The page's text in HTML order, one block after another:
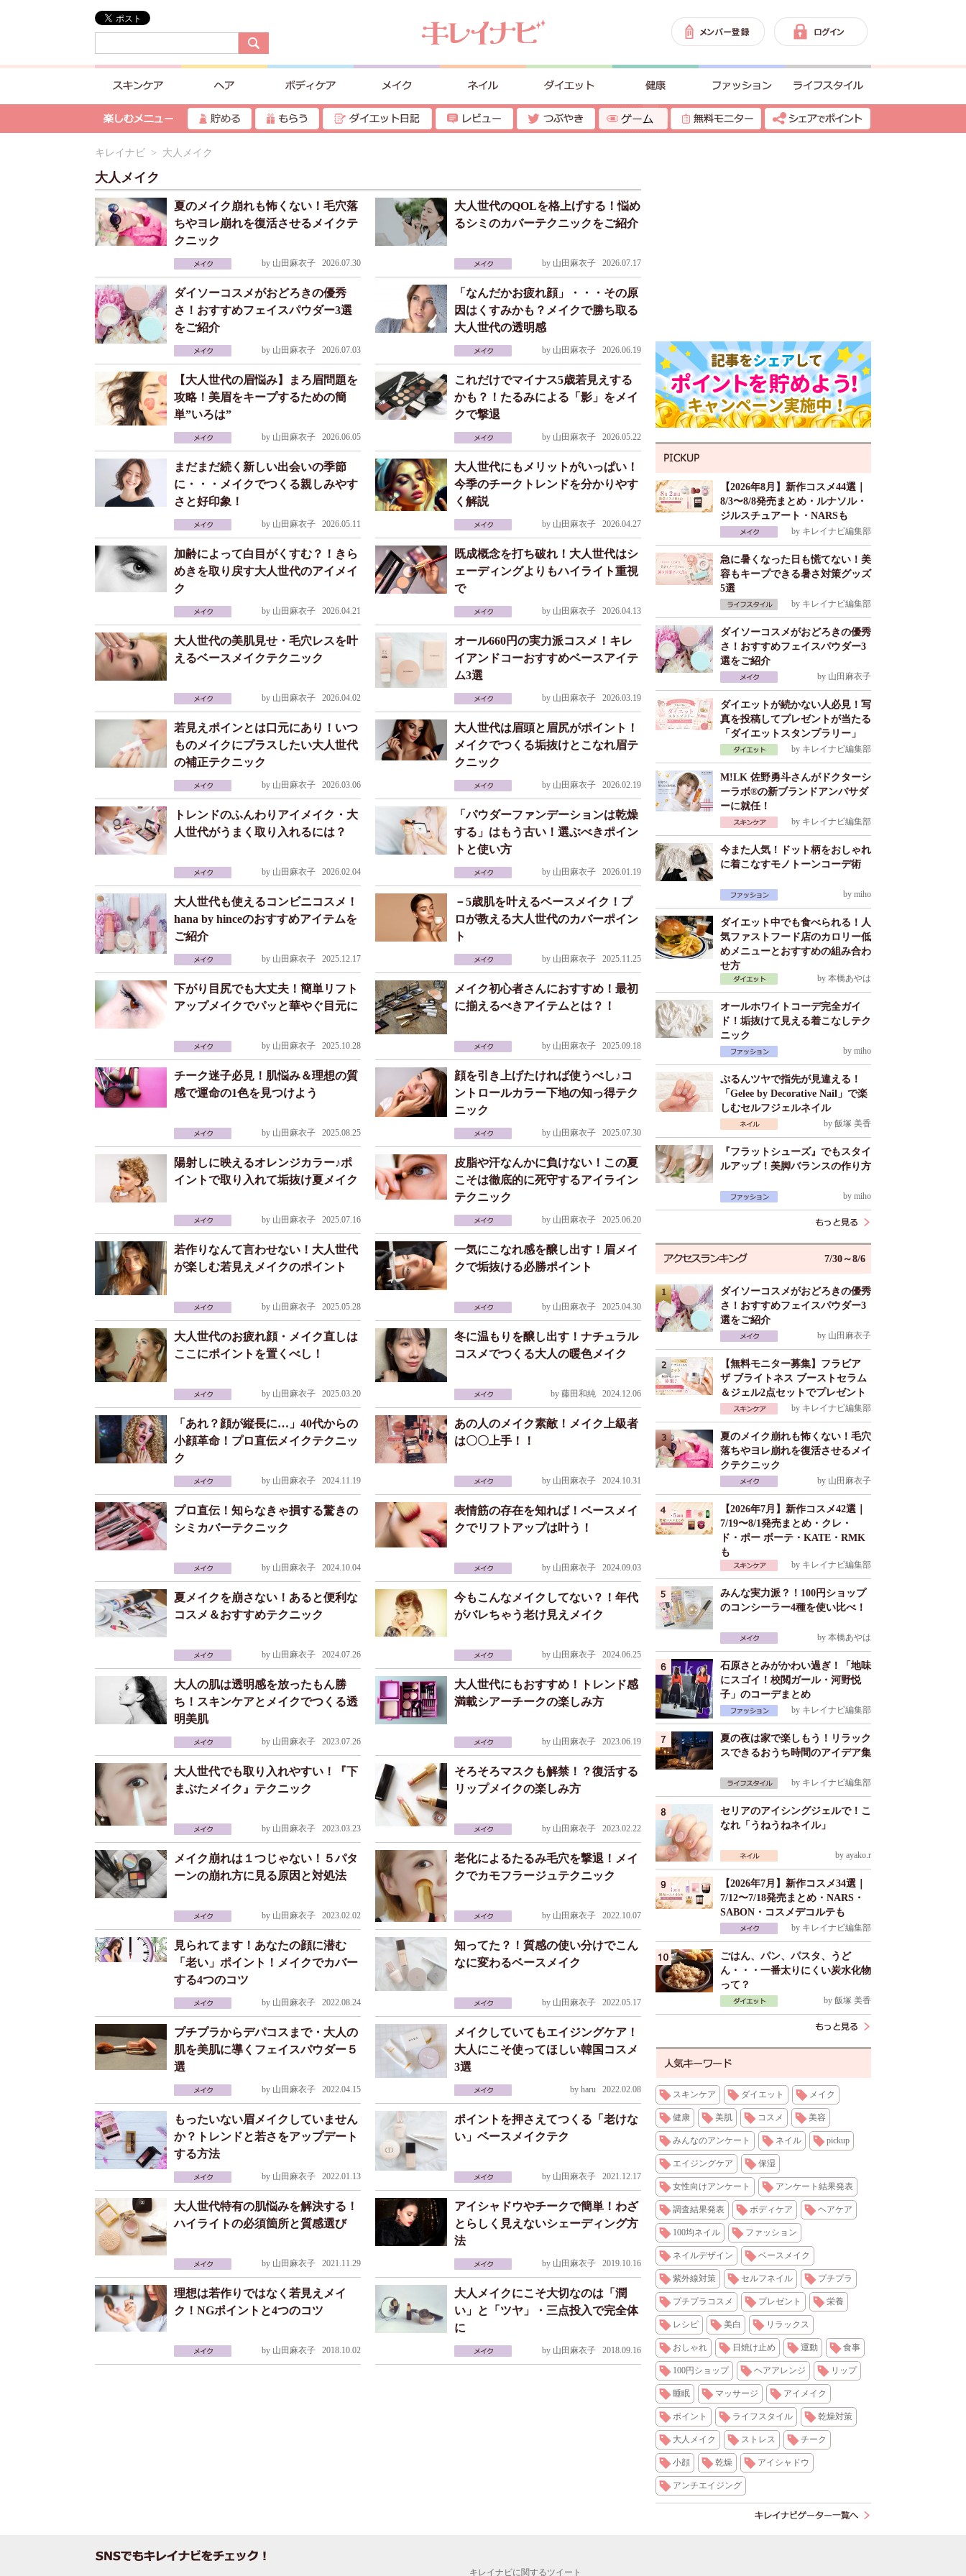
キレイナビ > 大人メイク
大人メイク
夏のメイク崩れも怖くない！毛穴落
ちやヨレ崩れを復活させるメイクテ
クニック
by 山田麻衣子 2026.07.30
大人世代のQOLを格上げする！悩め
るシミのカバーテクニックをご紹介
by 山田麻衣子 2026.07.17
ダイソーコスメがおどろきの優秀
さ！おすすめフェイスパウダー3選
をご紹介
by 山田麻衣子 2026.07.03
「なんだかお疲れ顔」・・・その原
因はくすみかも？メイクで勝ち取る
大人世代の透明感
by 山田麻衣子 2026.06.19
【大人世代の眉悩み】まろ眉問題を
攻略！美眉をキープするための簡
単”いろは”
by 山田麻衣子 2026.06.05
これだけでマイナス5歳若見えする
かも？！たるみによる「影」をメイ
クで撃退
by 山田麻衣子 2026.05.22
まだまだ続く新しい出会いの季節
に・・・メイクでつくる親しみやす
さと好印象！
by 山田麻衣子 2026.05.11
大人世代にもメリットがいっぱい！
今季のチークトレンドを分かりやす
く解説
by 山田麻衣子 2026.04.27
加齢によって白目がくすむ？！きら
めきを取り戻す大人世代のアイメイ
ク
by 山田麻衣子 2026.04.21
既成概念を打ち破れ！大人世代はシ
ェーディングよりもハイライト重視
で
by 山田麻衣子 2026.04.13
大人世代の美肌見せ・毛穴レスを叶
えるベースメイクテクニック
by 山田麻衣子 2026.04.02
オール660円の実力派コスメ！キレ
イアンドコーおすすめベースアイテ
ム3選
by 山田麻衣子 2026.03.19
若見えポインとは口元にあり！いつ
ものメイクにプラスしたい大人世代
の補正テクニック
by 山田麻衣子 2026.03.06
大人世代は眉頭と眉尻がポイント！
メイクでつくる垢抜けとこなれ眉テ
クニック
by 山田麻衣子 2026.02.19
トレンドのふんわりアイメイク・大
人世代がうまく取り入れるには？
by 山田麻衣子 2026.02.04
「パウダーファンデーションは乾燥
する」はもう古い！選ぶべきポイン
トと使い方
by 山田麻衣子 2026.01.19
大人世代も使えるコンビニコスメ！
hana by hinceのおすすめアイテムを
ご紹介
by 山田麻衣子 2025.12.17
－5歳肌を叶えるベースメイク！プ
ロが教える大人世代のカバーポイン
ト
by 山田麻衣子 2025.11.25
下がり目尻でも大丈夫！簡単リフト
アップメイクでパッと華やぐ目元に
by 山田麻衣子 2025.10.28
メイク初心者さんにおすすめ！最初
に揃えるべきアイテムとは？！
by 山田麻衣子 2025.09.18
チーク迷子必見！肌悩み＆理想の質
感で運命の1色を見つけよう
by 山田麻衣子 2025.08.25
顔を引き上げたければ使うべし♪コ
ントロールカラー下地の知っ得テク
ニック
by 山田麻衣子 2025.07.30
陽射しに映えるオレンジカラー♪ポ
イントで取り入れて垢抜け夏メイク
by 山田麻衣子 2025.07.16
皮脂や汗なんかに負けない！この夏
こそは徹底的に死守するアイライン
テクニック
by 山田麻衣子 2025.06.20
若作りなんて言わせない！大人世代
が楽しむ若見えメイクのポイント
by 山田麻衣子 2025.05.28
一気にこなれ感を醸し出す！眉メイ
クで垢抜ける必勝ポイント
by 山田麻衣子 2025.04.30
大人世代のお疲れ顔・メイク直しは
ここにポイントを置くべし！
by 山田麻衣子 2025.03.20
冬に温もりを醸し出す！ナチュラル
コスメでつくる大人の暖色メイク
by 藤田和純 2024.12.06
「あれ？顔が縦長に…」40代からの
小顔革命！プロ直伝メイクテクニッ
ク
by 山田麻衣子 2024.11.19
あの人のメイク素敵！メイク上級者
は〇〇上手！！
by 山田麻衣子 2024.10.31
プロ直伝！知らなきゃ損する驚きの
シミカバーテクニック
by 山田麻衣子 2024.10.04
表情筋の存在を知れば！ベースメイ
クでリフトアップは叶う！
by 山田麻衣子 2024.09.03
夏メイクを崩さない！あると便利な
コスメ＆おすすめテクニック
by 山田麻衣子 2024.07.26
今もこんなメイクしてない？！年代
がバレちゃう老け見えメイク
by 山田麻衣子 2024.06.25
大人の肌は透明感を放ったもん勝
ち！スキンケアとメイクでつくる透
明美肌
by 山田麻衣子 2023.07.26
大人世代にもおすすめ！トレンド感
満載シアーチークの楽しみ方
by 山田麻衣子 2023.06.19
大人世代でも取り入れやすい！『下
まぶたメイク』テクニック
by 山田麻衣子 2023.03.23
そろそろマスクも解禁！？復活する
リップメイクの楽しみ方
by 山田麻衣子 2023.02.22
メイク崩れは１つじゃない！５パタ
ーンの崩れ方に見る原因と対処法
by 山田麻衣子 2023.02.02
老化によるたるみ毛穴を撃退！メイ
クでカモフラージュテクニック
by 山田麻衣子 2022.10.07
見られてます！あなたの顔に潜む
「老い」ポイント！メイクでカバー
する4つのコツ
by 山田麻衣子 2022.08.24
知ってた？！質感の使い分けでこん
なに変わるベースメイク
by 山田麻衣子 2022.05.17
プチプラからデパコスまで・大人の
肌を美肌に導くフェイスパウダー５
選
by 山田麻衣子 2022.04.15
メイクしていてもエイジングケア！
大人にこそ使ってほしい韓国コスメ
3選
by haru 2022.02.08
もったいない眉メイクしていません
か？トレンドと若さをアップデート
する方法
by 山田麻衣子 2022.01.13
ポイントを押さえてつくる「老けな
い」ベースメイクテク
by 山田麻衣子 2021.12.17
大人世代特有の肌悩みを解決する！
ハイライトの必須箇所と質感選び
by 山田麻衣子 2021.11.29
アイシャドウやチークで簡単！わざ
とらしく見えないシェーディング方
法
by 山田麻衣子 2019.10.16
理想は若作りではなく若見えメイ
ク！NGポイントと4つのコツ
by 山田麻衣子 2018.10.02
大人メイクにこそ大切なのは「潤
い」と「ツヤ」・三点投入で完全体
に
by 山田麻衣子 2018.09.16
【2026年8月】新作コスメ44選｜
8/3〜8/8発売まとめ・ルナソル・
ジルスチュアート・NARSも
by キレイナビ編集部
急に暑くなった日も慌てない！美
容もキープできる暑さ対策グッズ
5選
by キレイナビ編集部
ダイソーコスメがおどろきの優秀
さ！おすすめフェイスパウダー3
選をご紹介
by 山田麻衣子
ダイエットが続かない人必見！写
真を投稿してプレゼントが当たる
「ダイエットスタンプラリー」
by キレイナビ編集部
M!LK 佐野勇斗さんがドクターシ
ーラボ®の新ブランドアンバサダ
ーに就任！
by キレイナビ編集部
今また人気！ドット柄をおしゃれ
に着こなすモノトーンコーデ術
by miho
ダイエット中でも食べられる！人
気ファストフード店のカロリー低
めメニューとおすすめの組み合わ
せ方
by 本橋あやは
オールホワイトコーデ完全ガイ
ド！垢抜けて見える着こなしテク
ニック
by miho
ぷるんツヤで指先が見違える！
「Gelee by Decorative Nail」で楽
しむセルフジェルネイル
by 飯塚 美香
『フラットシューズ』でもスタイ
ルアップ！美脚バランスの作り方
by miho
7/30～8/6
ダイソーコスメがおどろきの優秀
さ！おすすめフェイスパウダー3
選をご紹介
by 山田麻衣子
【無料モニター募集】フラビア
ザ ブライトネス ブーストセラム
＆ジェル2点セットでプレゼント
by キレイナビ編集部
夏のメイク崩れも怖くない！毛穴
落ちやヨレ崩れを復活させるメイ
クテクニック
by 山田麻衣子
【2026年7月】新作コスメ42選｜
7/19〜8/1発売まとめ・クレ・
ド・ポー ボーテ・KATE・RMK
も
by キレイナビ編集部
みんな実力派？！100円ショップ
のコンシーラー4種を使い比べ！
by 本橋あやは
石原さとみがかわい過ぎ！「地味
にスゴイ！校閲ガール・河野悦
子」のコーデまとめ
by キレイナビ編集部
夏の夜は家で楽しもう！リラック
スできるおうち時間のアイデア集
by キレイナビ編集部
セリアのアイシングジェルで！こ
なれ「うねうねネイル」
by ayako.r
【2026年7月】新作コスメ34選｜
7/12〜7/18発売まとめ・NARS・
SABON・コスメデコルテも
by キレイナビ編集部
ごはん、パン、パスタ、うど
ん・・・一番太りにくい炭水化物
って？
by 飯塚 美香
スキンケア ダイエット メイク
健康 美肌 コスメ 美容
みんなのアンケート ネイル pickup
エイジングケア 保湿
女性向けアンケート アンケート結果発表
調査結果発表 ボディケア ヘアケア
100均ネイル ファッション
ネイルデザイン ベースメイク
紫外線対策 セルフネイル プチプラ
プチプラコスメ プレゼント 栄養
レシピ 美白 リラックス
おしゃれ 日焼け止め 運動 食事
100円ショップ ヘアアレンジ リップ
睡眠 マッサージ アイメイク
ポイント ライフスタイル 乾燥対策
大人メイク ストレス チーク
小顔 乾燥 アイシャドウ
アンチエイジング
キレイナビに関するツイート